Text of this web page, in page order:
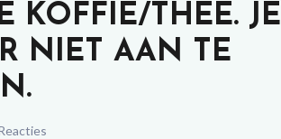
KOFFIE/THEE. JE
NIET AAN TE